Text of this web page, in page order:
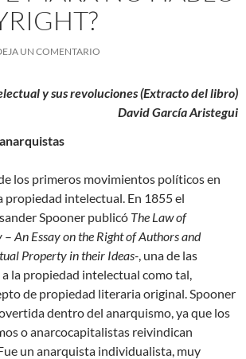
UN COMENTARIO
y sus revoluciones (Extracto del libro)
David García Aristegui
los primeros movimientos políticos en
propiedad intelectual. En 1855 el
Spooner publicó The Law of
– An Essay on the Right of Authors and
Property in their Ideas-, una de las
la propiedad intelectual como tal,
de propiedad literariaoriginal. Spooner
dentro del anarquismo, ya que los
o anarcocapitalistas reivindican
un anarquista individualista, muy